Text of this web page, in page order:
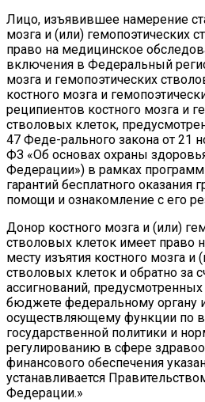
Лицо, изъявившее намерение
мозга и (или) гемопоэтических
право на медицинское
включения в Федеральный
мозга и гемопоэтических
костного мозга и
реципиентов костного мозга и
стволовых клеток,
47 Феде-рального закона от 21
ФЗ «Об основах охраны
Федерации») в рамках
гарантий бесплатного
помощи и ознакомление с его
Донор костного мозга и (или)
стволовых клеток имеет право
месту изъятия костного мозга и
стволовых клеток и обратно за
ассигнований,
бюджете федеральному органу
осуществляющему функции по
государственной политики и
регулированию в сфере
финансового обеспечения
устанавливается
Федерации.»